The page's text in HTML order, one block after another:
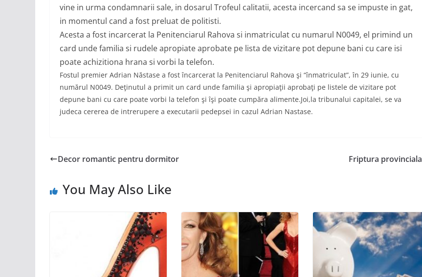
vine in urma condamnarii sale, in dosarul Trofeul calitatii, acesta incercand sa se impuste in gat,
in momentul cand a fost preluat de politisti.
Acesta a fost incarcerat la Penitenciarul Rahova si inmatriculat cu numarul N0049, el primind un
card unde familia si rudele apropiate aprobate pe lista de vizitare pot depune bani cu care isi
poate achizitiona hrana si vorbi la telefon.
Fostul premier Adrian Năstase a fost încarcerat la Penitenciarul Rahova şi “înmatriculat”, în 29 iunie, cu
numărul N0049. Deţinutul a primit un card unde familia şi apropiaţii aprobaţi pe listele de vizitare pot
depune bani cu care poate vorbi la telefon şi îşi poate cumpăra alimente.Joi,la tribunalui capitalei, se va
judeca cererea de intrerupere a executarii pedepsei in cazul Adrian Nastase.
Decor romantic pentru dormitor Friptura provinciala
You May Also Like